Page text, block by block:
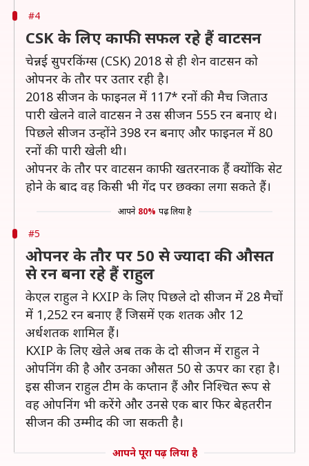
#4
CSK के लिए काफी सफल रहे हैं वाटसन
चेन्नई सुपरकिंग्स (CSK) 2018 से ही शेन वाटसन को
ओपनर के तौर पर उतार रही है।
2018 सीजन के फाइनल में 117* रनों की मैच जिताउ
पारी खेलने वाले वाटसन ने उस सीजन 555 रन बनाए थे।
पिछले सीजन उन्होंने 398 रन बनाए और फाइनल में 80
रनों की पारी खेली थी।
ओपनर के तौर पर वाटसन काफी खतरनाक हैं क्योंकि सेट
होने के बाद वह किसी भी गेंद पर छक्का लगा सकते हैं।
आपने 80% पढ़ लिया है
#5
ओपनर के तौर पर 50 से ज्यादा की औसत
से रन बना रहे हैं राहुल
केएल राहुल ने KXIP के लिए पिछले दो सीजन में 28 मैचों
में 1,252 रन बनाए हैं जिसमें एक शतक और 12
अर्धशतक शामिल हैं।
KXIP के लिए खेले अब तक के दो सीजन में राहुल ने
ओपनिंग की है और उनका औसत 50 से ऊपर का रहा है।
इस सीजन राहुल टीम के कप्तान हैं और निश्चित रूप से
वह ओपनिंग भी करेंगे और उनसे एक बार फिर बेहतरीन
सीजन की उम्मीद की जा सकती है।
आपने पूरा पढ़ लिया है